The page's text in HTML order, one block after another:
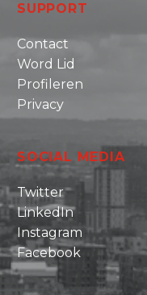
SUPPORT
Contact
Word Lid
Profileren
Privacy
SOCIAL MEDIA
Twitter
LinkedIn
Instagram
Facebook